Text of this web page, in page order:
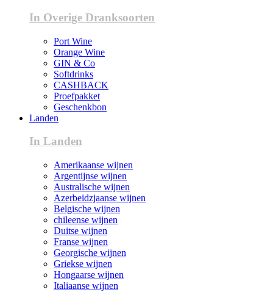
In Overige Dranksoorten
Port Wine
Orange Wine
GIN & Co
Softdrinks
CASHBACK
Proefpakket
Geschenkbon
Landen
In Landen
Amerikaanse wijnen
Argentijnse wijnen
Australische wijnen
Azerbeidzjaanse wijnen
Belgische wijnen
chileense wijnen
Duitse wijnen
Franse wijnen
Georgische wijnen
Griekse wijnen
Hongaarse wijnen
Italiaanse wijnen